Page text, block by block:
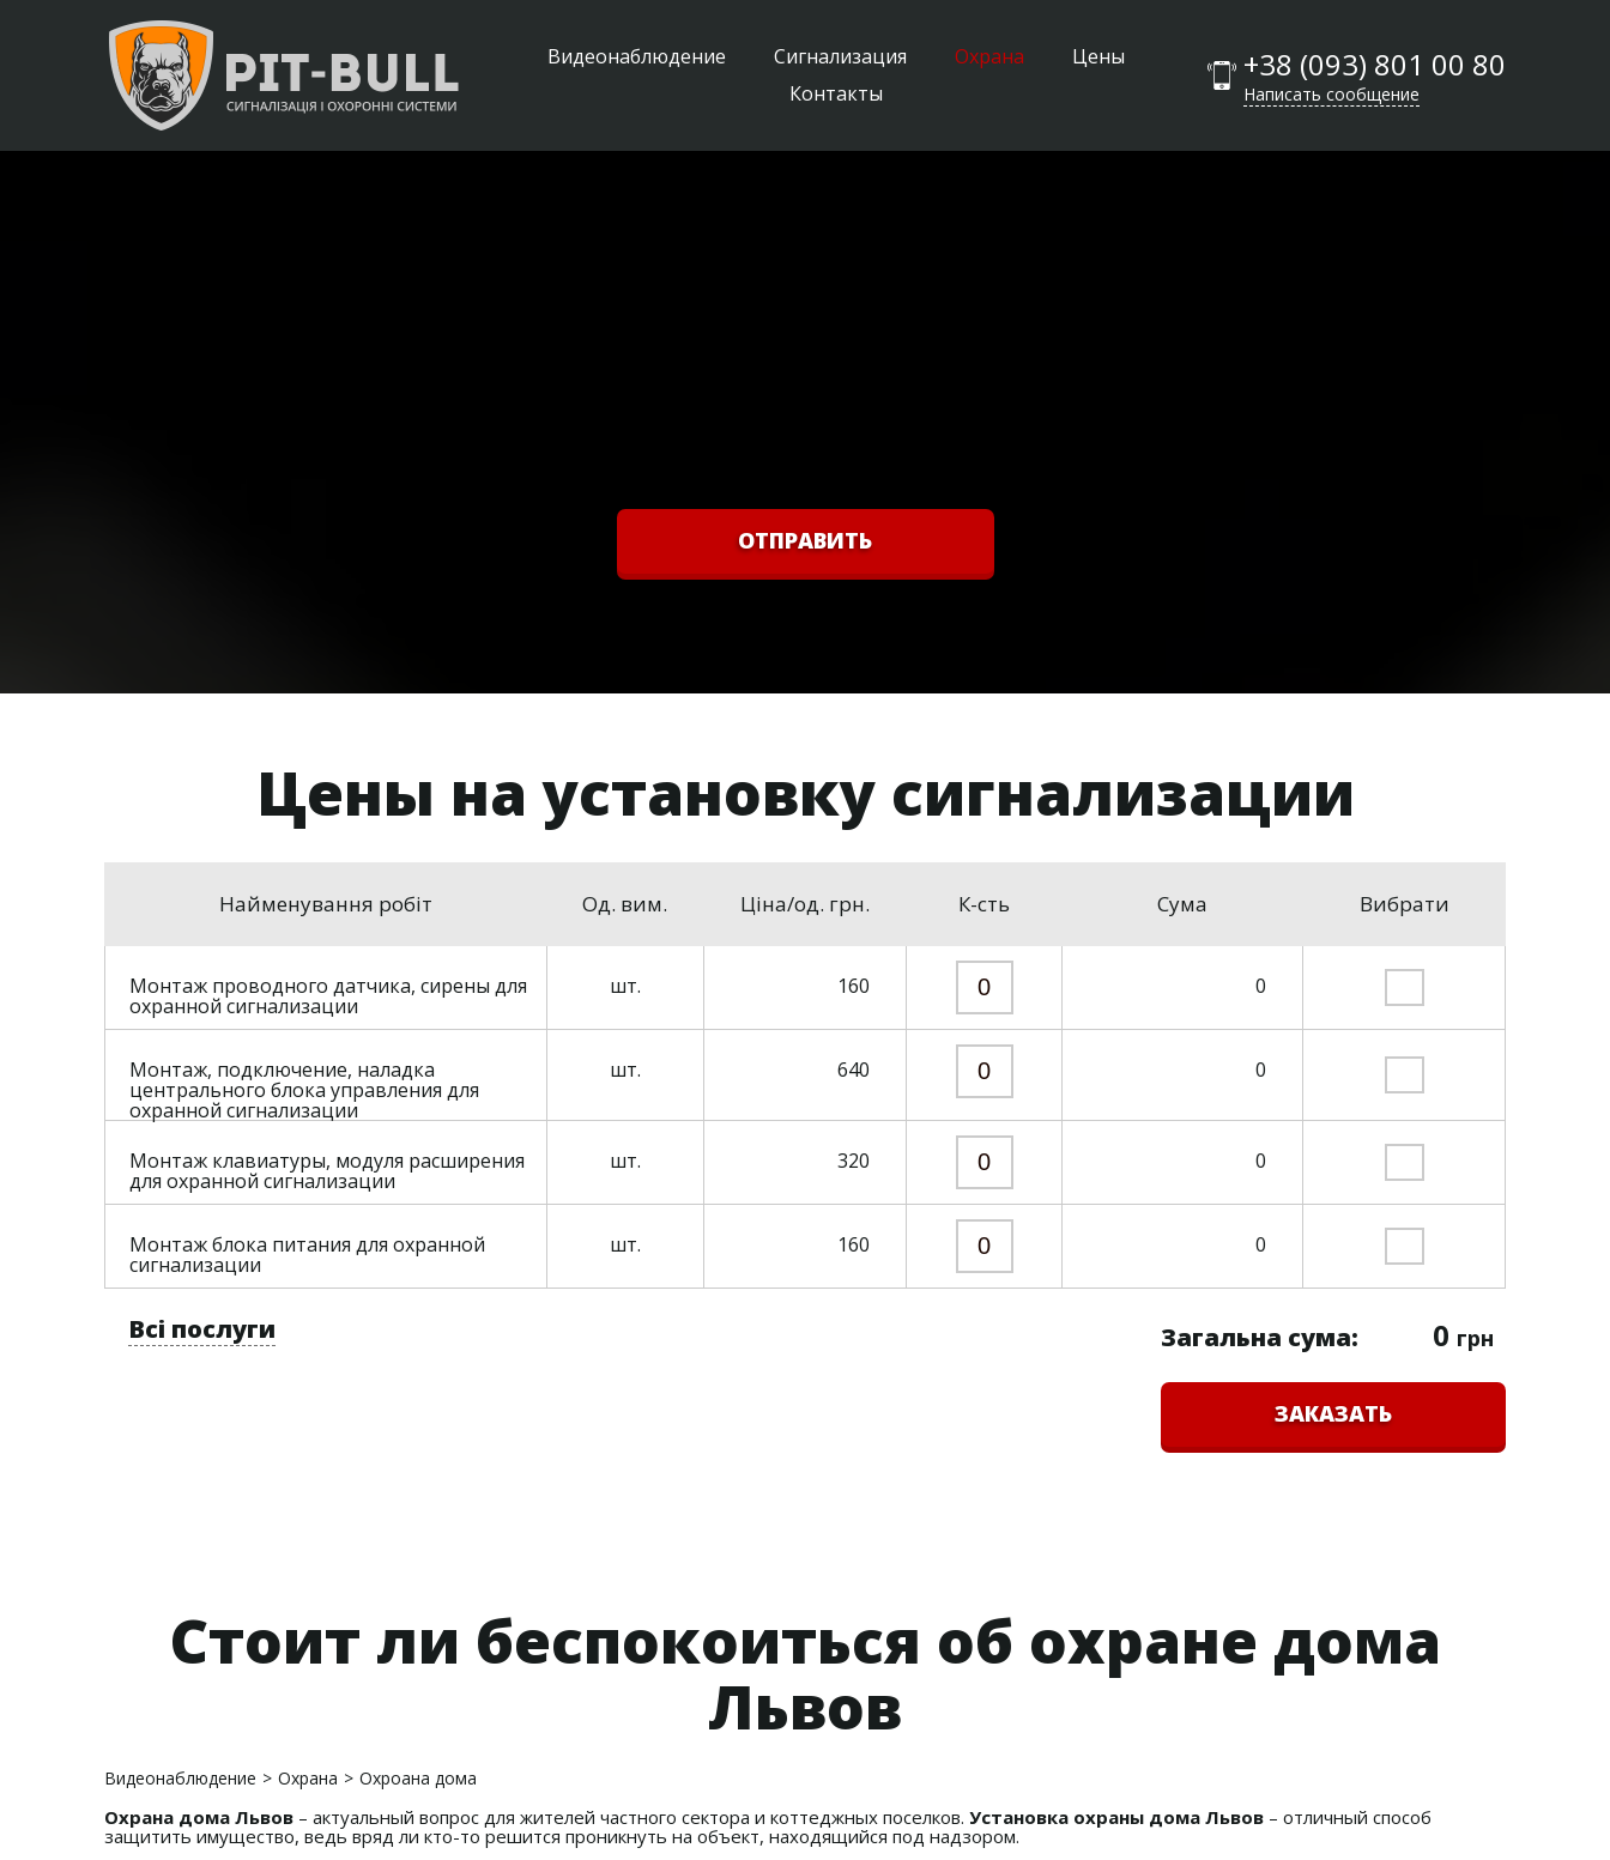
Видеонаблюдение Сигнализация Охрана
Цены
Контакты
+38 (093) 801 00 80
Написать сообщение
ОТПРАВИТЬ
Цены на установку сигнализации
Найменування робіт Од. вим. Ціна/од. грн. К-сть Сума Вибрати
Монтаж проводного датчика, сирены для
охранной сигнализации
шт. 160 0
Монтаж, подключение, наладка
центрального блока управления для
охранной сигнализации
шт. 640 0
Монтаж клавиатуры, модуля расширения
для охранной сигнализации
шт. 320 0
Монтаж блока питания для охранной
сигнализации
шт. 160 0
Всі послуги Загальна сума: 0 грн
ЗАКАЗАТЬ
Стоит ли беспокоиться об охране дома
Львов
Видеонаблюдение > Охрана > Охроана дома
Охрана дома Львов – актуальный вопрос для жителей частного сектора и коттеджных поселков. Установка охраны дома Львов – отличный способ
защитить имущество, ведь вряд ли кто-то решится проникнуть на объект, находящийся под надзором.